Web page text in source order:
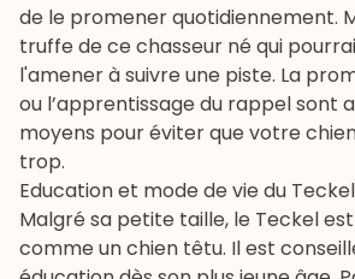
de le promener quotidiennement.
truffe de ce chasseur né qui
l'amener à suivre une piste. La
ou l’apprentissage du rappel sont
moyens pour éviter que votre
trop.
Education et mode de vie du Teckel
Malgré sa petite taille, le Teckel
comme un chien têtu. Il est